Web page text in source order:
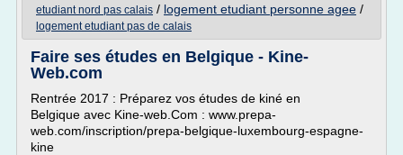
etudiant nord pas calais / logement etudiant personne agee /
logement etudiant pas de calais
Faire ses études en Belgique - Kine-
Web.com
Rentrée 2017 : Préparez vos études de kiné en
Belgique avec Kine-web.Com : www.prepa-
web.com/inscription/prepa-belgique-luxembourg-espagne-
kine